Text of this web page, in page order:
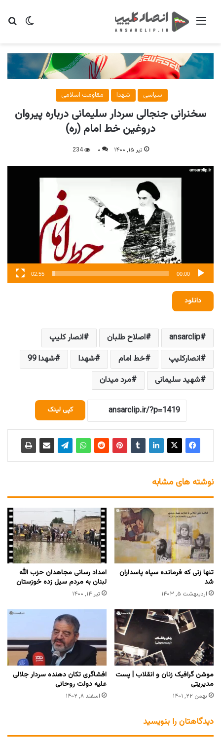
تغییر منو
سیاسی شهدا مقاومت اسلامی
سخنرانی جنجالی سردار سلیمانی درباره پیروان
دروغین خط امام (ره)
تیر ۱۵, ۱۴۰۰ ۰ 234
نمایشگر
ویدیو
00:00
02:55
دانلود
ansarclip اصلاح طلبان
انصار کلیپ
انصارکلیپ
خط امام شهدا
شهدا 99
شهید سلیمانی
مرد میدان
کپی لینک
نوشته های مشابه
تنها زنی که فرمانده‌ سپاه پاسداران
شد
اردیبهشت ۵, ۱۴۰۳
امداد رسانی مجاهدان حزب الله
لبنان به مردم سیل زده خوزستان
تیر ۱۴, ۱۴۰۰
موشن گرافیک زنان و انقلاب | پست
مدیریتی
بهمن ۲۲, ۱۴۰۱
افشاگری تکان دهنده سردار جلالی
علیه دولت روحانی
اسفند ۸, ۱۴۰۲
دیدگاهتان را بنویسید